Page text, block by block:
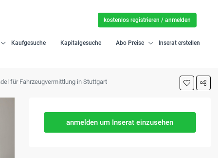
Kaufgesuche Kapitalgesuche Abo Preise Inserat erstellen
kostenlos registrieren / anmelden
für Fahrzeugvermittlung in Stuttgart
anmelden um Inserat einzusehen